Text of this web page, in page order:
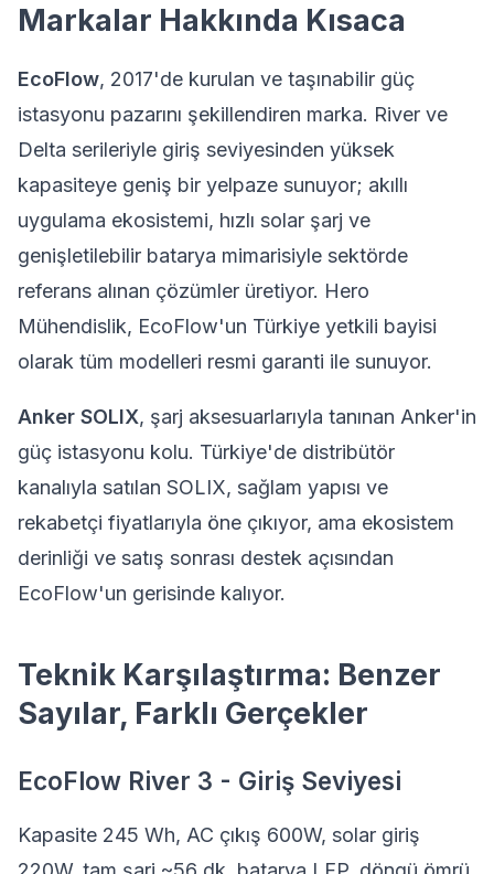
Markalar Hakkında Kısaca
EcoFlow, 2017'de kurulan ve taşınabilir güç
istasyonu pazarını şekillendiren marka. River ve
Delta serileriyle giriş seviyesinden yüksek
kapasiteye geniş bir yelpaze sunuyor; akıllı
uygulama ekosistemi, hızlı solar şarj ve
genişletilebilir batarya mimarisiyle sektörde
referans alınan çözümler üretiyor. Hero
Mühendislik, EcoFlow'un Türkiye yetkili bayisi
olarak tüm modelleri resmi garanti ile sunuyor.
Anker SOLIX, şarj aksesuarlarıyla tanınan Anker'in
güç istasyonu kolu. Türkiye'de distribütör
kanalıyla satılan SOLIX, sağlam yapısı ve
rekabetçi fiyatlarıyla öne çıkıyor, ama ekosistem
derinliği ve satış sonrası destek açısından
EcoFlow'un gerisinde kalıyor.
Teknik Karşılaştırma: Benzer
Sayılar, Farklı Gerçekler
EcoFlow River 3 - Giriş Seviyesi
Kapasite 245 Wh, AC çıkış 600W, solar giriş